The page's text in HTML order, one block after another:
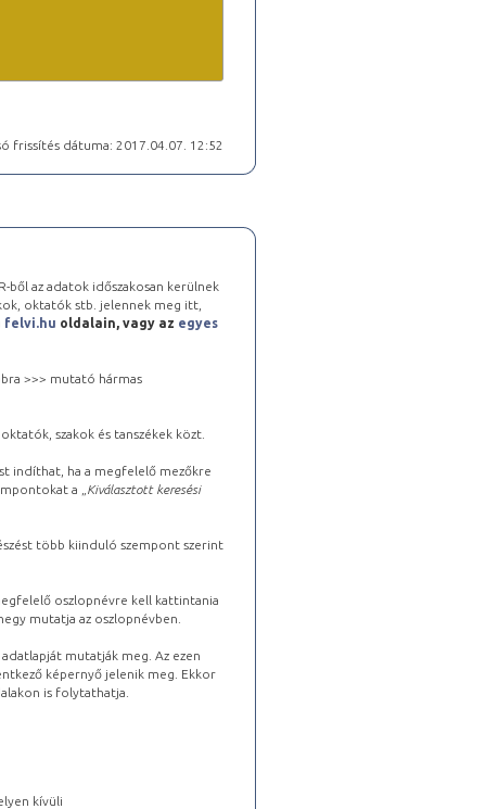
frissítés dátuma: 2017.04.07. 12:52
ből az adatok időszakosan kerülnek
oktatók stb. jelennek meg itt,
felvi.hu oldalain, vagy az egyes
>>> mutató hármas
szakok és tanszékek közt.
indíthat, ha a megfelelő mezőkre
a „ Kiválasztott keresési
több kiinduló szempont szerint
oszlopnévre kell kattintania
mutatja az oszlopnévben.
mutatják meg. Az ezen
képernyő jelenik meg. Ekkor
is folytathatja.
kívüli